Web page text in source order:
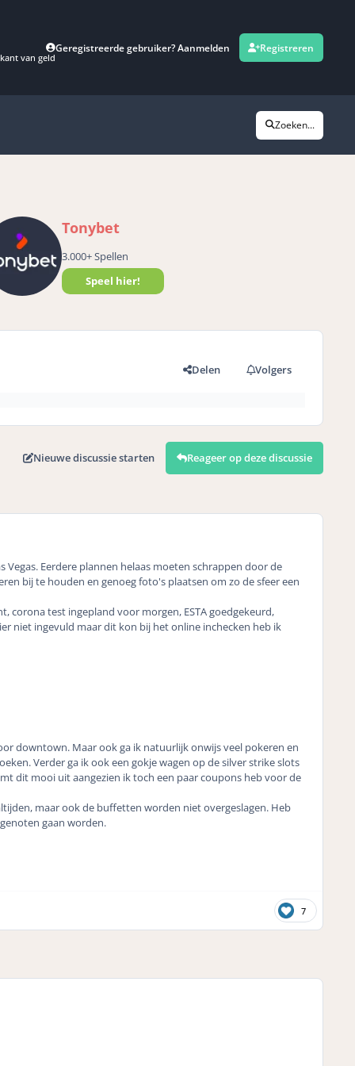
van geld
Geregistreerde gebruiker? Aanmelden Registreren
Zoeken...
Tonybet
3.000+ Spellen
Speel hier!
Delen Volgers
Nieuwe discussie starten Reageer op deze discussie
Eerdere plannen helaas moeten schrappen door de
bij te houden en genoeg foto's plaatsen om zo de sfeer een
corona test ingepland voor morgen, ESTA goedgekeurd,
niet ingevuld maar dit kon bij het online inchecken heb ik
downtown. Maar ook ga ik natuurlijk onwijs veel pokeren en
Verder ga ik ook een gokje wagen op de silver strike slots
dit mooi uit aangezien ik toch een paar coupons heb voor de
maar ook de buffetten worden niet overgeslagen. Heb
gaan worden.
7